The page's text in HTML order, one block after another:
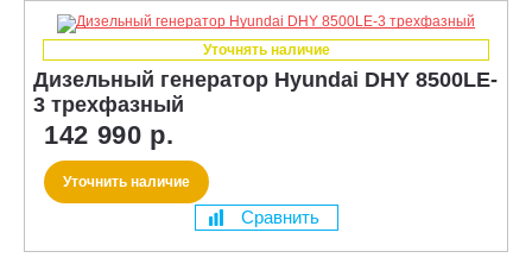
Уточнять наличие
Дизельный генератор Hyundai DHY 8500LE-
3 трехфазный
142 990 р.
Уточнить наличие
Сравнить